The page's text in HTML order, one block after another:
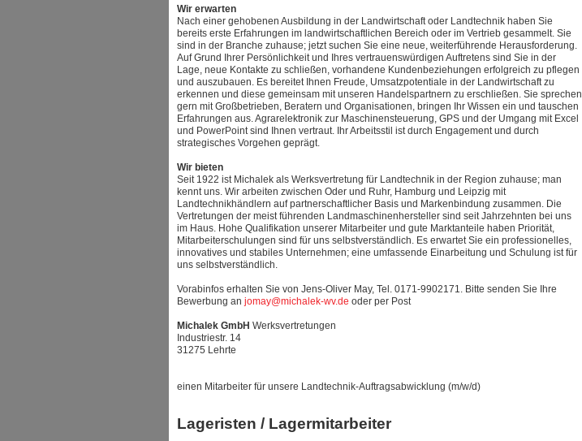
Wir erwarten
Nach einer gehobenen Ausbildung in der Landwirtschaft oder Landtechnik haben Sie
bereits erste Erfahrungen im landwirtschaftlichen Bereich oder im Vertrieb gesammelt. Sie
sind in der Branche zuhause; jetzt suchen Sie eine neue, weiterführende Herausforderung.
Auf Grund Ihrer Persönlichkeit und Ihres vertrauenswürdigen Auftretens sind Sie in der
Lage, neue Kontakte zu schließen, vorhandene Kundenbeziehungen erfolgreich zu pflegen
und auszubauen. Es bereitet Ihnen Freude, Umsatzpotentiale in der Landwirtschaft zu
erkennen und diese gemeinsam mit unse­ren Handelspartnern zu erschließen. Sie sprechen
gern mit Großbetrieben, Beratern und Organisationen, bringen Ihr Wissen ein und tauschen
Erfahrungen aus. Agrarelektronik zur Maschinensteuerung, GPS und der Umgang mit Excel
und PowerPoint sind Ihnen vertraut. Ihr Arbeitsstil ist durch Engagement und durch
strategisches Vorgehen geprägt.
Wir bieten
Seit 1922 ist Michalek als Werksvertretung für Landtechnik in der Region zuhause; man
kennt uns. Wir arbeiten zwischen Oder und Ruhr, Hamburg und Leipzig mit
Landtechnikhändlern auf partnerschaftlicher Basis und Markenbindung zusammen. Die
Vertretungen der meist führenden Landmaschinenhersteller sind seit Jahrzehnten bei uns
im Haus. Hohe Qualifikation unserer Mitarbeiter und gute Marktanteile haben Priorität,
Mitarbeiterschulungen sind für uns selbstverständlich. Es erwartet Sie ein professionelles,
innovatives und stabiles Unternehmen; eine umfassen­de Einarbeitung und Schulung ist für
uns selbstverständlich.
Vorabinfos erhalten Sie von Jens-Oliver May, Tel. 0171-9902171. Bitte senden Sie Ihre
Bewerbung an jomay@michalek-wv.de oder per Post
Michalek GmbH Werksvertretungen
Industriestr. 14
31275 Lehrte
einen Mitarbeiter für unsere Landtechnik-Auftragsabwicklung (m/w/d)
Lageristen / Lagermitarbeiter